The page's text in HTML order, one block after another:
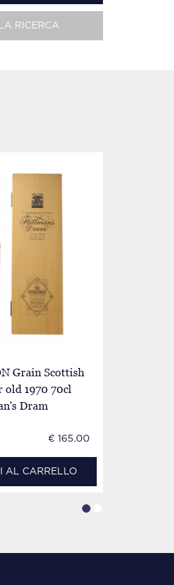
RICERCA
Grain Scottish
old 1970 70cl
Dram
€ 165.00
AL CARRELLO